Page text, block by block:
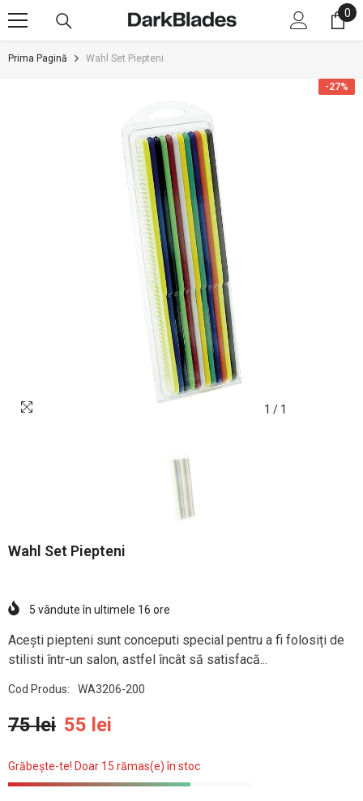
0
0
Prima Pagină Wahl Set Piepteni
-27%
1 / 1
Wahl Set Piepteni
5 vândute în ultimele 16 ore
Acești piepteni sunt conceputi special pentru a fi folosiți de
stilisti într-un salon, astfel încât să satisfacă...
Cod Produs: WA3206-200
75 lei 55 lei
Grăbește-te! Doar 15 rămas(e) în stoc